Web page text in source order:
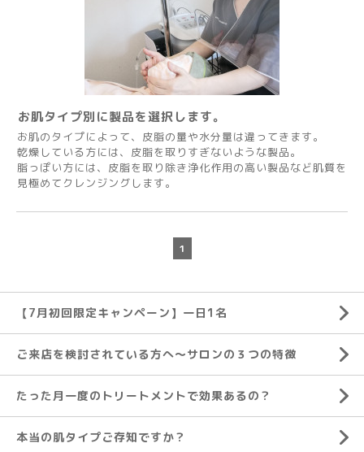
お肌タイプ別に製品を選択します。
お肌のタイプによって、皮脂の量や水分量は違ってきます。
乾燥している方には、皮脂を取りすぎないような製品。
脂っぽい方には、皮脂を取り除き浄化作用の高い製品など肌質を
見極めてクレンジングします。
1
【7月初回限定キャンペーン】一日1名
ご来店を検討されている方へ～サロンの３つの特徴
たった月一度のトリートメントで効果あるの？
本当の肌タイプご存知ですか？